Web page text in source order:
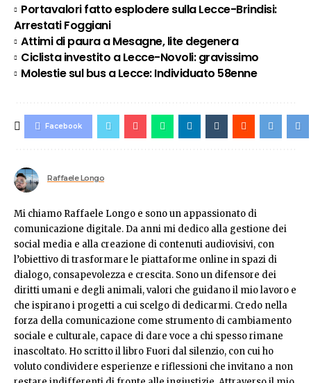
Portavalori fatto esplodere sulla Lecce-Brindisi:
Arrestati Foggiani
Attimi di paura a Mesagne, lite degenera
Ciclista investito a Lecce-Novoli: gravissimo
Molestie sul bus a Lecce: Individuato 58enne
Facebook
Raffaele Longo
Mi chiamo Raffaele Longo e sono un appassionato di
comunicazione digitale. Da anni mi dedico alla gestione dei
social media e alla creazione di contenuti audiovisivi, con
l’obiettivo di trasformare le piattaforme online in spazi di
dialogo, consapevolezza e crescita. Sono un difensore dei
diritti umani e degli animali, valori che guidano il mio lavoro e
che ispirano i progetti a cui scelgo di dedicarmi. Credo nella
forza della comunicazione come strumento di cambiamento
sociale e culturale, capace di dare voce a chi spesso rimane
inascoltato. Ho scritto il libro Fuori dal silenzio, con cui ho
voluto condividere esperienze e riflessioni che invitano a non